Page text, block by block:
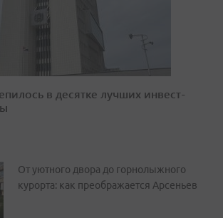
в десятке лучших инвест-
От уютного двора до горнолыжного
курорта: как преображается Арсеньев